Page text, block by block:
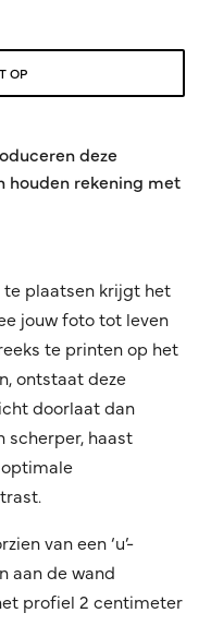
OP
deze
houden rekening met
plaatsen krijgt het
jouw foto tot leven
te printen op het
ontstaat deze
doorlaat dan
scherper, haast
van een ‘u’-
aan de wand
profiel 2 centimeter